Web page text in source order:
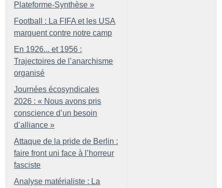
Plateforme-Synthèse »
Football : La FIFA et les USA
marquent contre notre camp
En 1926... et 1956 :
Trajectoires de l’anarchisme
organisé
Journées écosyndicales
2026 : « Nous avons pris
conscience d’un besoin
d’alliance »
Attaque de la pride de Berlin :
faire front uni face à l’horreur
fasciste
Analyse matérialiste : La